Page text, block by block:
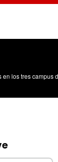
los tres campus